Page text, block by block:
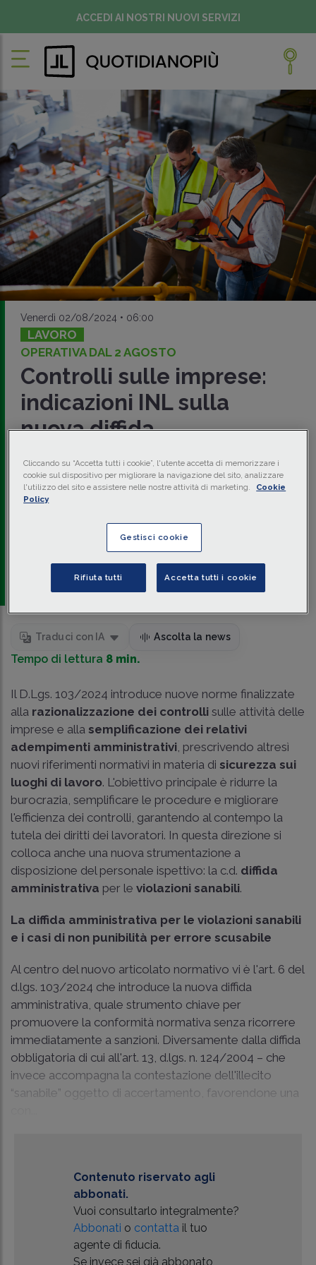
ACCEDI AI NOSTRI NUOVI SERVIZI
Venerdì 02/08/2024 • 06:00
LAVORO
OPERATIVA DAL 2 AGOSTO
Controlli sulle imprese:
indicazioni INL sulla
nuova diffida
amministrativa
L’INL, conNota 31 luglio 2024 n. 1357, ha fornito le prime
indicazioni operative sul D.Lgs. 103/2024 che introduce
alcune disposizioni di rilevante impatto sull’attività di
attenzione è riservata alla nuova diffida amministrativa
Giuseppe Gentile
Avvocato e Professore di diritto
del lavoro Università di Napoli Federico II
Traduci con IA Ascolta la news
Tempo di lettura 8 min.
Il D.Lgs. 103/2024 introduce nuove norme finalizzate
alla razionalizzazione dei controlli sulle attività delle
imprese e alla semplificazione dei relativi
adempimenti amministrativi, prescrivendo altresì
nuovi riferimenti normativi in materia di sicurezza sui
luoghi di lavoro. L'obiettivo principale è ridurre la
burocrazia, semplificare le procedure e migliorare
l'efficienza dei controlli, garantendo al contempo la
tutela dei diritti dei lavoratori. In questa direzione si
colloca anche una nuova strumentazione a
disposizione del personale ispettivo: la c.d. diffida
amministrativa per le violazioni sanabili.
La diffida amministrativa per le violazioni sanabili
e i casi di non punibilità per errore scusabile
Al centro del nuovo articolato normativo vi è l'art. 6 del
d.lgs. 103/2024 che introduce la nuova diffida
amministrativa, quale strumento chiave per
promuovere la conformità normativa senza ricorrere
immediatamente a sanzioni. Diversamente dalla diffida
obbligatoria di cui all'art. 13, d.lgs. n. 124/2004 – che
invece accompagna la contestazione dell'illecito
“sanabile” oggetto di accertamento, favorendone una
Contenuto riservato agli
abbonati.
Vuoi consultarlo integralmente?
Abbonati o contattail tuo
agente di fiducia.
Se invece sei già abbonato,
Cliccando su “Accetta tutti i cookie”, l'utente accetta di memorizzare i
cookie sul dispositivo per migliorare la navigazione del sito, analizzare
l'utilizzo del sito e assistere nelle nostre attività di marketing.
Cookie
Policy
Gestisci cookie
Rifiuta tutti Accetta tutti i cookie